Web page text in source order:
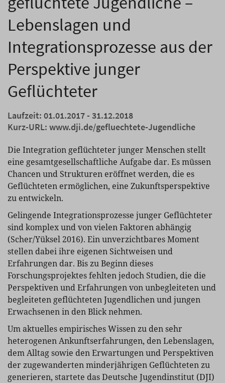
Lebenslagen und
Integrationsprozesse aus der
Perspektive junger
Geflüchteter
Laufzeit: 01.01.2017 - 31.12.2018
Kurz-URL: www.dji.de/gefluechtete-Jugendliche
Die Integration geflüchteter junger Menschen stellt
eine gesamtgesellschaftliche Aufgabe dar. Es müssen
Chancen und Strukturen eröffnet werden, die es
Geflüchteten ermöglichen, eine Zukunftsperspektive
zu entwickeln.
Gelingende Integrationsprozesse junger Geflüchteter
sind komplex und von vielen Faktoren abhängig
(Scher/Yüksel 2016). Ein unverzichtbares Moment
stellen dabei ihre eigenen Sichtweisen und
Erfahrungen dar. Bis zu Beginn dieses
Forschungsprojektes fehlten jedoch Studien, die die
Perspektiven und Erfahrungen von unbegleiteten und
begleiteten geflüchteten Jugendlichen und jungen
Erwachsenen in den Blick nehmen.
Um aktuelles empirisches Wissen zu den sehr
heterogenen Ankunftserfahrungen, den Lebenslagen,
dem Alltag sowie den Erwartungen und Perspektiven
der zugewanderten minderjährigen Geflüchteten zu
generieren, startete das Deutsche Jugendinstitut (DJI)